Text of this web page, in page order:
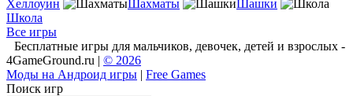
Хеллоуин
Шахматы
Шашки
Школа
Все игры
Бесплатные игры для мальчиков, девочек, детей и взрослых -
4GameGround.ru | © 2026
Моды на Андроид игры | Free Games
Поиск игр